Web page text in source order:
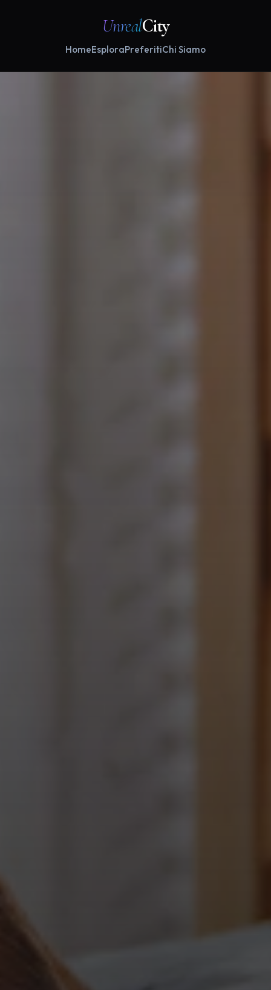
UnrealCity
HomeEsploraPreferitiChi Siamo